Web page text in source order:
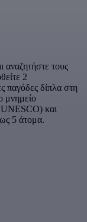
αναζητήστε τους
2
παγόδες δίπλα στη
μνημείο
UNESCO) και
5 άτομα.